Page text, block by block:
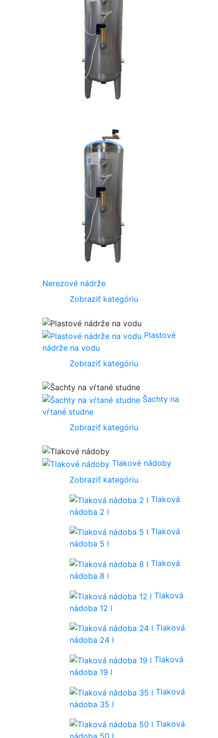
Nerezové nádrže
Zobraziť kategóriu
Plastové
nádrže na vodu
Zobraziť kategóriu
Šachty na
vŕtané studne
Zobraziť kategóriu
Tlakové nádoby
Zobraziť kategóriu
Tlaková
nádoba 2 l
Tlaková
nádoba 5 l
Tlaková
nádoba 8 l
Tlaková
nádoba 12 l
Tlaková
nádoba 24 l
Tlaková
nádoba 19 l
Tlaková
nádoba 35 l
Tlaková